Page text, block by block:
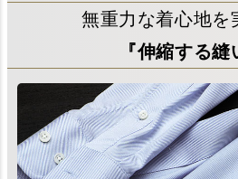
無重力な着心地を
『伸縮する縫